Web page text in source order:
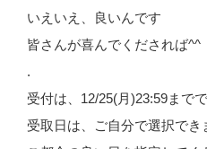
いえいえ、良いんです
皆さんが喜んでくだされば^^
.
受付は、12/25(月)23:59まで
受取日は、ご自分で選択でき